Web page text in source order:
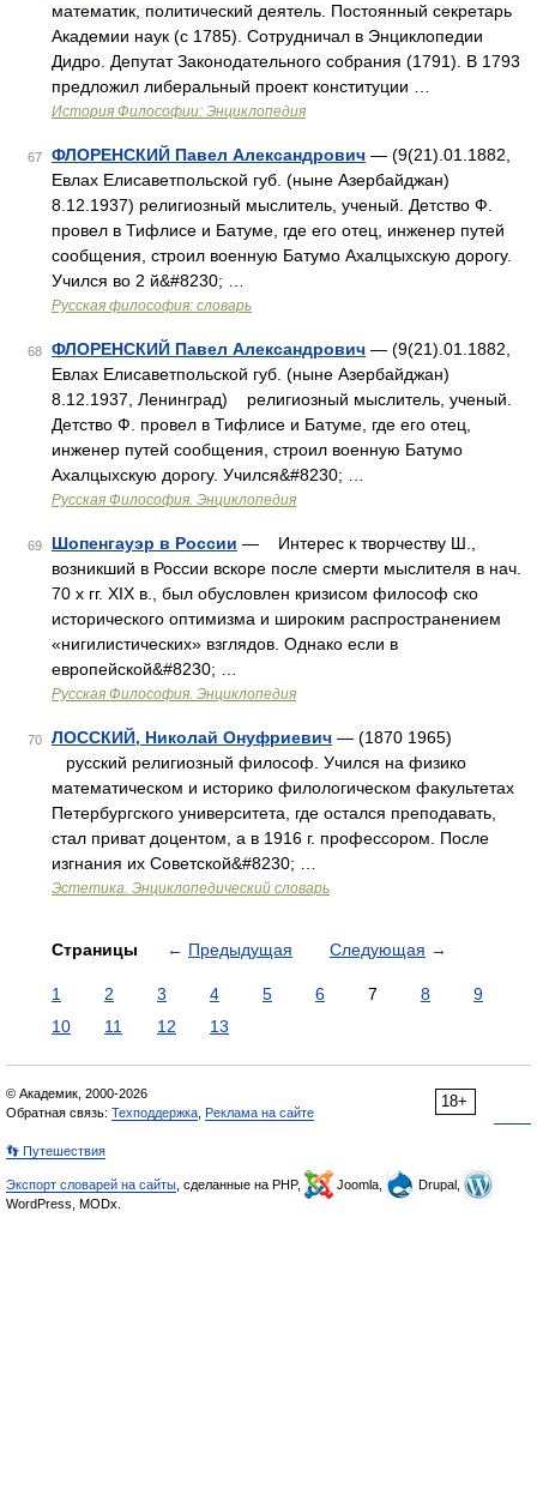
математик, политический деятель. Постоянный секретарь
Академии наук (с 1785). Сотрудничал в Энциклопедии
Дидро. Депутат Законодательного собрания (1791). В 1793
предложил либеральный проект конституции …
История Философии: Энциклопедия
67 ФЛОРЕНСКИЙ Павел Александрович — (9(21).01.1882,
Евлах Елисаветпольской губ. (ныне Азербайджан)
8.12.1937) религиозный мыслитель, ученый. Детство Ф.
провел в Тифлисе и Батуме, где его отец, инженер путей
сообщения, строил военную Батумо Ахалцыхскую дорогу.
Учился во 2 й&#8230; …
Русская философия: словарь
68 ФЛОРЕНСКИЙ Павел Александрович — (9(21).01.1882,
Евлах Елисаветпольской губ. (ныне Азербайджан)
8.12.1937, Ленинград) религиозный мыслитель, ученый.
Детство Ф. провел в Тифлисе и Батуме, где его отец,
инженер путей сообщения, строил военную Батумо
Ахалцыхскую дорогу. Учился&#8230; …
Русская Философия. Энциклопедия
69 Шопенгауэр в России — Интерес к творчеству Ш.,
возникший в России вскоре после смерти мыслителя в нач.
70 х гг. XIX в., был обусловлен кризисом философ ско
исторического оптимизма и широким распространением
«нигилистических» взглядов. Однако если в
европейской&#8230; …
Русская Философия. Энциклопедия
70 ЛОССКИЙ, Николай Онуфриевич — (1870 1965)
русский религиозный философ. Учился на физико
математическом и историко филологическом факультетах
Петербургского университета, где остался преподавать,
стал приват доцентом, а в 1916 г. профессором. После
изгнания их Советской&#8230; …
Эстетика. Энциклопедический словарь
Страницы ← Предыдущая Следующая →
1 2 3 4 5 6 7 8
9
10
11 12 13
18+
© Академик, 2000-2026
Обратная связь: Техподдержка Реклама на сайте
👣 Путешествия
Экспорт словарей на сайты , сделанные на PHP, Joomla,
Drupal,
WordPress, MODx.